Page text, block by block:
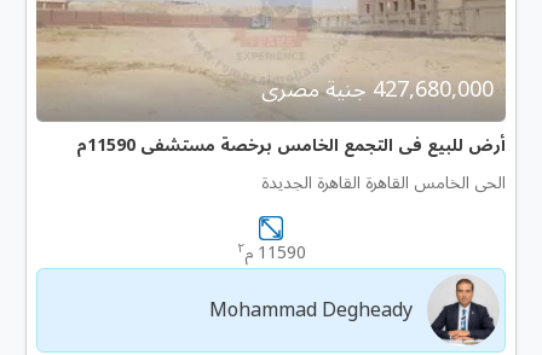
427,680,000 جنية مصرى
أرض للبيع فى التجمع الخامس برخصة مستشفى 11590م
الحى الخامس القاهرة القاهرة الجديدة
11590 م ٢
Mohammad Degheady